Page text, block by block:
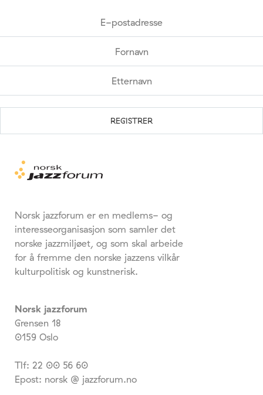
Norsk jazzforum er en medlems- og
interesseorganisasjon som samler det
norske jazzmiljøet, og som skal arbeide
for å fremme den norske jazzens vilkår
kulturpolitisk og kunstnerisk.
Norsk jazzforum
Grensen 18
0159 Oslo
Tlf: 22 00 56 60
Epost: norsk @ jazzforum.no